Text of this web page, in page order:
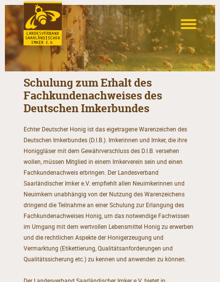
Schulung zum Erhalt des
Fachkundenachweises des
Deutschen Imkerbundes
Echter Deutscher Honig ist das eigetragene Warenzeichen des
Deutschen Imkerbundes (D.I.B.). Imkerinnen und Imker, die ihre
Honiggläser mit dem Gewährverschluss des D.I.B. versehen
wollen, müssen Mitglied in einem Imkerverein sein und einen
Fachkundenachweis erbringen. Der Landesverband
Saarländischer Imker e.V. empfiehlt allen Neuimkerinnen und
Neuimkern unabhängig von der Nutzung des Warenzeichens
dringend die Teilnahme an einer Schulung zur Erlangung des
Fachkundenachweises Honig, um das notwendige Fachwissen
im Umgang mit dem wertvollen Lebensmittel Honig zu erwerben
und die rechtlichen Aspekte der Honigerzeugung und
Vermarktung (Etikettierung, Qualitätsanforderungen und
Qualitätssicherung etc.) zu kennen und anwenden zu können.